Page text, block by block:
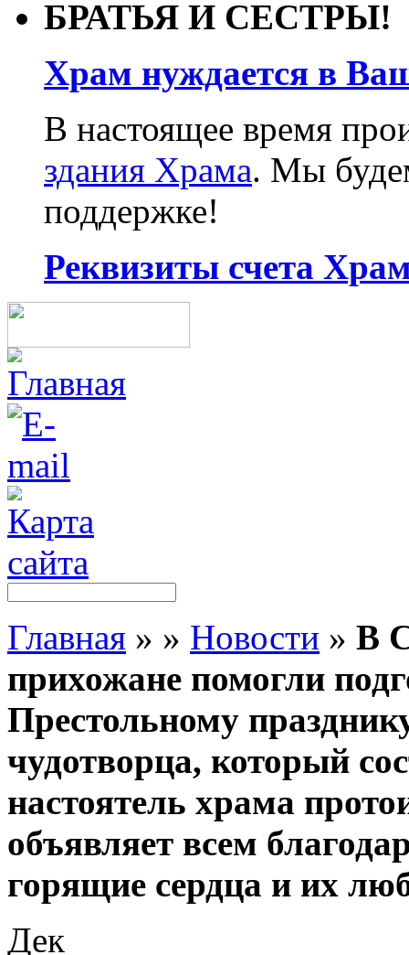
БРАТЬЯ И СЕСТРЫ!
Храм нуждается в
В настоящее время
здания Храма. Мы
поддержке!
Реквизиты счета
Главная » » Новости » В
прихожане помогли
Престольному
чудотворца, который
настоятель храма
объявляет всем
горящие сердца и их
Дек